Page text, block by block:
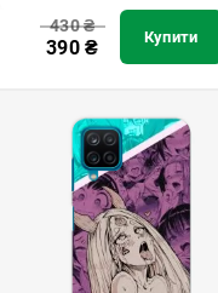
430₴
390₴ Купити